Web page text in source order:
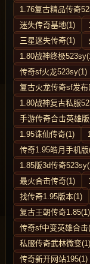
1.76复古精品传奇
迷失传奇基地(1)
三星迷失传奇(1)
1.80战神终极
传奇sf火龙523sy(1)
复古火龙传奇sf发布
1.80战神复古私服
手游传奇合击英雄
1.95诛仙传奇(1)
传奇1.95皓月手机版
1.85版3d传奇
最火合击传奇(1)
找传奇1.95版本(1)
复古王朝传奇1.85(1)
传奇sf中变英雄合击
私服传奇武林微变(1)
传奇新开网站195(1)